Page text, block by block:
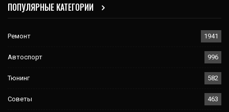
ПОПУЛЯРНЫЕ КАТЕГОРИИ
Ремонт 1941
Автоспорт 996
Тюнинг 582
Советы 463